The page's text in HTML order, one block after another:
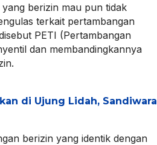
berizin mau pun tidak
terkait pertambangan
PETI (Pertambangan
dan membandingkannya
di Ujung Lidah, Sandiwara
berizin yang identik dengan